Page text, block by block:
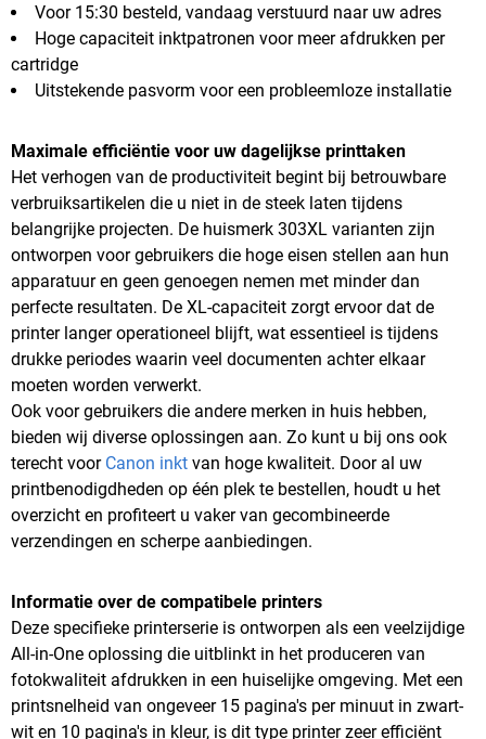
Voor 15:30 besteld, vandaag verstuurd naar uw adres
Hoge capaciteit inktpatronen voor meer afdrukken per
cartridge
Uitstekende pasvorm voor een probleemloze installatie
Maximale efficiëntie voor uw dagelijkse printtaken
Het verhogen van de productiviteit begint bij betrouwbare
verbruiksartikelen die u niet in de steek laten tijdens
belangrijke projecten. De huismerk 303XL varianten zijn
ontworpen voor gebruikers die hoge eisen stellen aan hun
apparatuur en geen genoegen nemen met minder dan
perfecte resultaten. De XL-capaciteit zorgt ervoor dat de
printer langer operationeel blijft, wat essentieel is tijdens
drukke periodes waarin veel documenten achter elkaar
moeten worden verwerkt.
Ook voor gebruikers die andere merken in huis hebben,
bieden wij diverse oplossingen aan. Zo kunt u bij ons ook
terecht voor Canon inkt van hoge kwaliteit. Door al uw
printbenodigdheden op één plek te bestellen, houdt u het
overzicht en profiteert u vaker van gecombineerde
verzendingen en scherpe aanbiedingen.
Informatie over de compatibele printers
Deze specifieke printerserie is ontworpen als een veelzijdige
All-in-One oplossing die uitblinkt in het produceren van
fotokwaliteit afdrukken in een huiselijke omgeving. Met een
printsnelheid van ongeveer 15 pagina's per minuut in zwart-
wit en 10 pagina's in kleur, is dit type printer zeer efficiënt